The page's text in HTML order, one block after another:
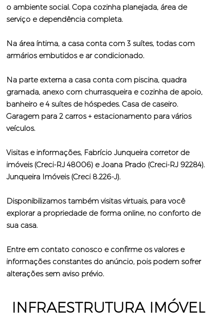
o ambiente social. Copa cozinha planejada, área de
serviço e dependência completa.
Na área íntima, a casa conta com 3 suítes, todas com
armários embutidos e ar condicionado.
Na parte externa a casa conta com piscina, quadra
gramada, anexo com churrasqueira e cozinha de apoio,
banheiro e 4 suítes de hóspedes. Casa de caseiro.
Garagem para 2 carros + estacionamento para vários
veículos.
Visitas e informações, Fabrício Junqueira corretor de
imóveis (Creci-RJ 48006) e Joana Prado (Creci-RJ 92284).
Junqueira Imóveis (Creci 8.226-J).
Disponibilizamos também visitas virtuais, para você
explorar a propriedade de forma online, no conforto de
sua casa.
Entre em contato conosco e confirme os valores e
informações constantes do anúncio, pois podem sofrer
alterações sem aviso prévio.
INFRAESTRUTURA IMÓVEL